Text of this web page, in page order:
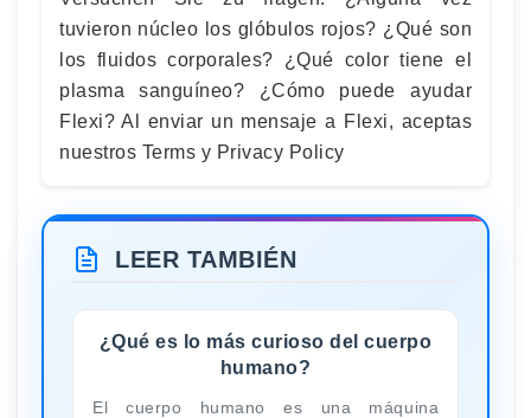
tuvieron núcleo los glóbulos rojos? ¿Qué son
los fluidos corporales? ¿Qué color tiene el
plasma sanguíneo? ¿Cómo puede ayudar
Flexi? Al enviar un mensaje a Flexi, aceptas
nuestros Terms y Privacy Policy
LEER TAMBIÉN
¿Qué es lo más curioso del cuerpo
humano?
El cuerpo humano es una máquina